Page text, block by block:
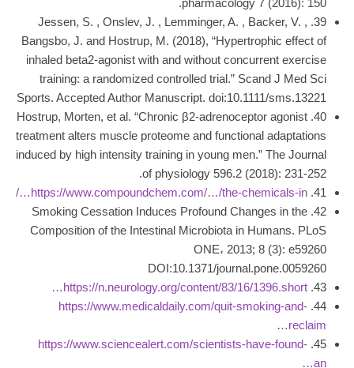
pharmacology 7 (2016): 150.
39. Jessen, S. , Onslev, J. , Lemminger, A. , Backer, V. ,
Bangsbo, J. and Hostrup, M. (2018), “Hypertrophic effect of
inhaled beta2‐agonist with and without concurrent exercise
training: a randomized controlled trial.” Scand J Med Sci
Sports. Accepted Author Manuscript. doi:10.1111/sms.13221
40. Hostrup, Morten, et al. “Chronic β2‐adrenoceptor agonist
treatment alters muscle proteome and functional adaptations
induced by high intensity training in young men.” The Journal
of physiology 596.2 (2018): 231-252.
41.
https://www.compoundchem.com/…/the-chemicals-in…/
42. Smoking Cessation Induces Profound Changes in the
Composition of the Intestinal Microbiota in Humans. PLoS
ONE، 2013; 8 (3): e59260
DOI:10.1371/journal.pone.0059260
43.
https://n.neurology.org/content/83/16/1396.short…
44.
https://www.medicaldaily.com/quit-smoking-and-
reclaim…
45.
https://www.sciencealert.com/scientists-have-found-
an…